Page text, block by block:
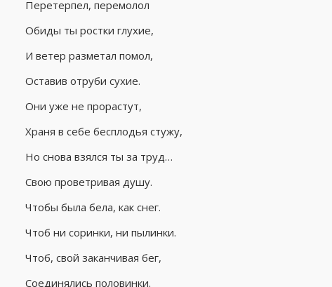
Перетерпел, перемолол
Обиды ты ростки глухие,
И ветер разметал помол,
Оставив отруби сухие.
Они уже не прорастут,
Храня в себе бесплодья стужу,
Но снова взялся ты за труд…
Свою проветривая душу.
Чтобы была бела, как снег.
Чтоб ни соринки, ни пылинки.
Чтоб, свой заканчивая бег,
Соединялись половинки.